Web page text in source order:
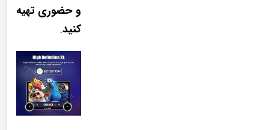
و حضوری تهیه
کنید.